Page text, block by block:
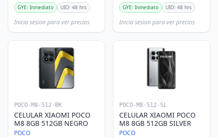
GYE: Inmediato UIO: 48 hrs
Inicia sesion para ver precios
GYE: Inmediato UIO: 48 hrs
Inicia sesion para ver precios
POCO-M8-512-BK
CELULAR XIAOMI POCO
M8 8GB 512GB NEGRO
POCO
POCO-M8-512-SL
CELULAR XIAOMI POCO
M8 8GB 512GB SILVER
POCO